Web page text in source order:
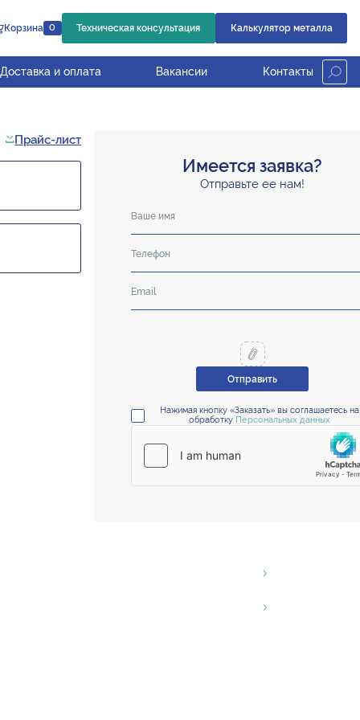
Корзина 0 Техническая консультация Калькулятор металла
Доставка и оплата Вакансии Контакты
Прайс-лист
Имеется заявка?
Отправьте ее нам!
Отправить
Нажимая кнопку «Заказать» вы соглашаетесь на
обработку Персональных данных